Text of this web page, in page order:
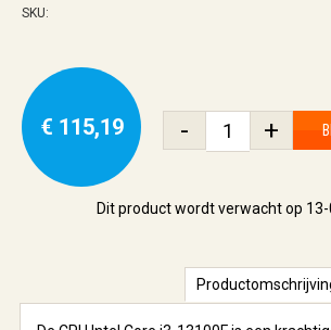
SKU:
€ 115,19 - +
Dit product wordt verwacht op